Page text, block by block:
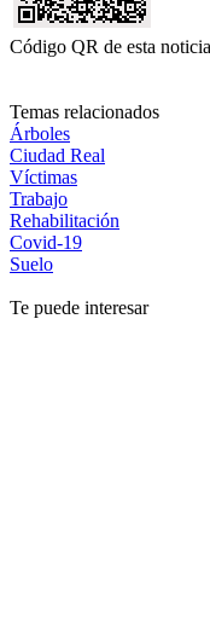
Código QR de esta noticia
Temas relacionados
Árboles
Ciudad Real
Víctimas
Trabajo
Rehabilitación
Covid-19
Suelo
Te puede interesar